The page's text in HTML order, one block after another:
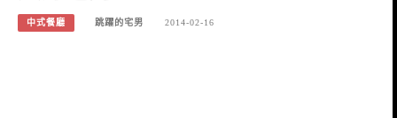
中式餐廳 跳躍的宅男 2014-02-16